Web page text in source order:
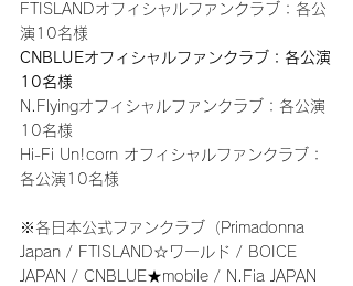
FTISLANDオフィシャルファンクラブ：各公
演10名様
CNBLUEオフィシャルファンクラブ：各公演
10名様
N.Flyingオフィシャルファンクラブ：各公演
10名様
Hi-Fi Un!corn オフィシャルファンクラブ：
各公演10名様
※各日本公式ファンクラブ（Primadonna
Japan / FTISLAND☆ワールド / BOICE
JAPAN / CNBLUE★mobile / N.Fia JAPAN